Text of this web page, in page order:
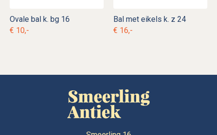
Ovale bal k. bg 16
€ 10,-
Bal met eikels k. z 24
€ 16,-